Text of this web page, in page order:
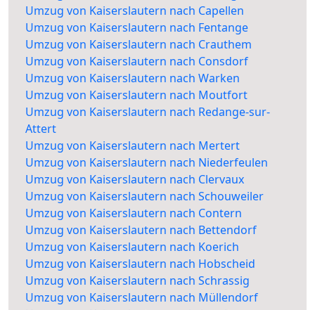
Umzug von Kaiserslautern nach Capellen
Umzug von Kaiserslautern nach Fentange
Umzug von Kaiserslautern nach Crauthem
Umzug von Kaiserslautern nach Consdorf
Umzug von Kaiserslautern nach Warken
Umzug von Kaiserslautern nach Moutfort
Umzug von Kaiserslautern nach Redange-sur-
Attert
Umzug von Kaiserslautern nach Mertert
Umzug von Kaiserslautern nach Niederfeulen
Umzug von Kaiserslautern nach Clervaux
Umzug von Kaiserslautern nach Schouweiler
Umzug von Kaiserslautern nach Contern
Umzug von Kaiserslautern nach Bettendorf
Umzug von Kaiserslautern nach Koerich
Umzug von Kaiserslautern nach Hobscheid
Umzug von Kaiserslautern nach Schrassig
Umzug von Kaiserslautern nach Müllendorf